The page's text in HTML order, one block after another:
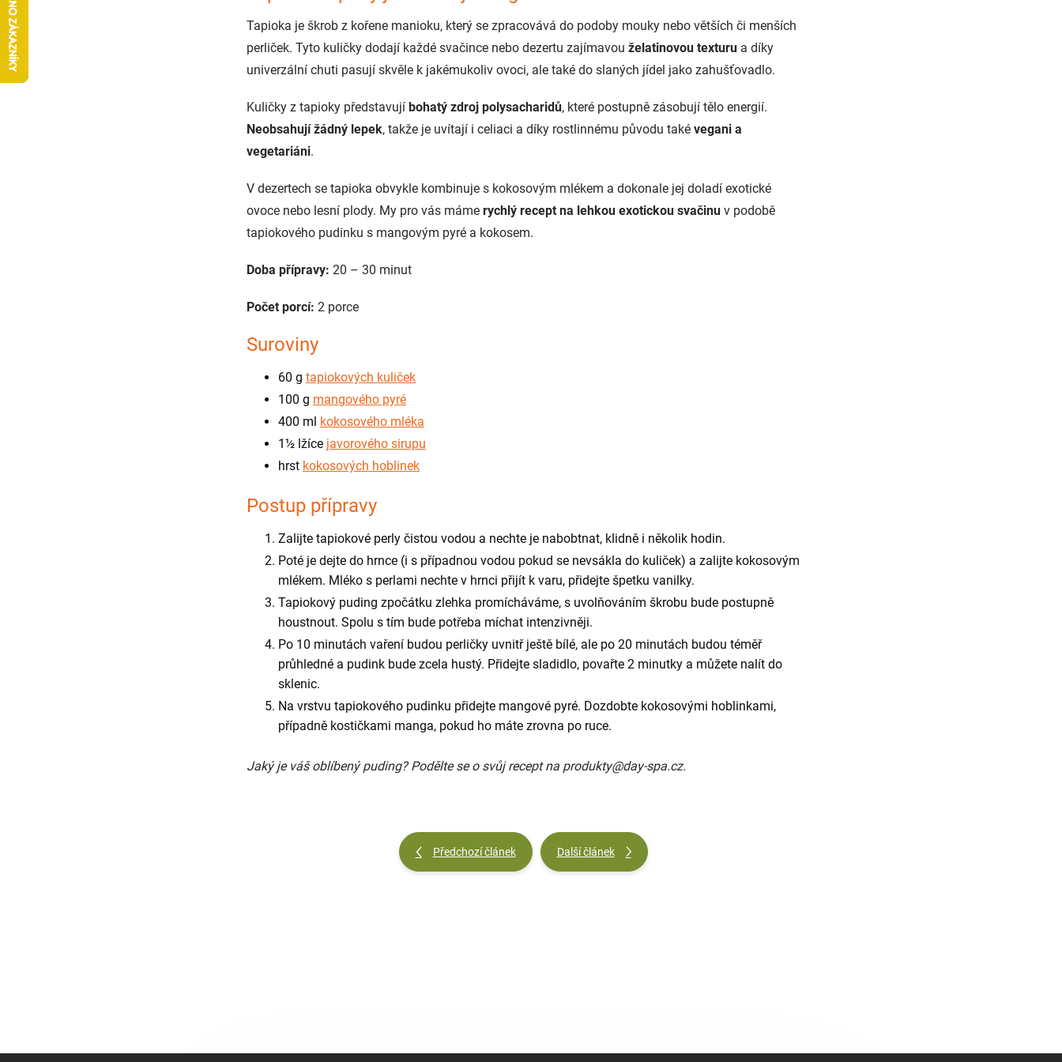
Tapioka je škrob z kořene manioku, který se zpracovává do podoby mouky nebo větších či menších
perliček. Tyto kuličky dodají každé svačince nebo dezertu zajímavou želatinovou texturu a díky
univerzální chuti pasují skvěle k jakémukoliv ovoci, ale také do slaných jídel jako zahušťovadlo.
Kuličky z tapioky představují bohatý zdroj polysacharidů, které postupně zásobují tělo energií.
Neobsahují žádný lepek, takže je uvítají i celiaci a díky rostlinnému původu také vegani a
vegetariáni.
V dezertech se tapioka obvykle kombinuje s kokosovým mlékem a dokonale jej doladí exotické
ovoce nebo lesní plody. My pro vás máme rychlý recept na lehkou exotickou svačinu v podobě
tapiokového pudinku s mangovým pyré a kokosem.
Doba přípravy: 20 – 30 minut
Počet porcí: 2 porce
Suroviny
60 g tapiokových kuliček
100 g mangového pyré
400 ml kokosového mléka
1½ lžíce javorového sirupu
hrst kokosových hoblinek
Postup přípravy
Zalijte tapiokové perly čistou vodou a nechte je nabobtnat, klidně i několik hodin.
Poté je dejte do hrnce (i s případnou vodou pokud se nevsákla do kuliček) a zalijte kokosovým
mlékem. Mléko s perlami nechte v hrnci přijít k varu, přidejte špetku vanilky.
Tapiokový puding zpočátku zlehka promícháváme, s uvolňováním škrobu bude postupně
houstnout. Spolu s tím bude potřeba míchat intenzivněji.
Po 10 minutách vaření budou perličky uvnitř ještě bílé, ale po 20 minutách budou téměř
průhledné a pudink bude zcela hustý. Přidejte sladidlo, povařte 2 minutky a můžete nalít do
sklenic.
Na vrstvu tapiokového pudinku přidejte mangové pyré. Dozdobte kokosovými hoblinkami,
případně kostičkami manga, pokud ho máte zrovna po ruce.
Jaký je váš oblíbený puding? Podělte se o svůj recept na produkty@day-spa.cz.
Předchozí článek Další článek